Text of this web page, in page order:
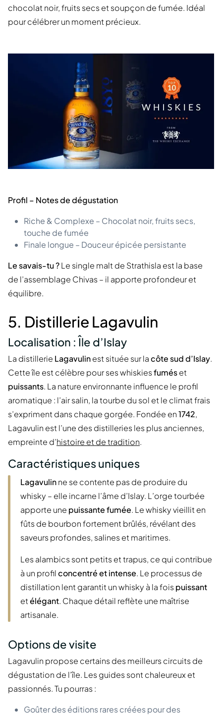
chocolat noir, fruits secs et soupçon de fumée. Idéal
pour célébrer un moment précieux.
Profil – Notes de dégustation
Riche & Complexe – Chocolat noir, fruits secs,
touche de fumée
Finale longue – Douceur épicée persistante
Le savais-tu ?Le single malt de Strathisla est la base
de l’assemblage Chivas – il apporte profondeur et
équilibre.
5. Distillerie Lagavulin
Localisation : Île d’Islay
La distillerie Lagavulinest située sur lacôte sud d’Islay.
Cette île est célèbre pour ses whiskiesfuméset
puissants. La nature environnante influence le profil
aromatique : l’air salin, la tourbe du sol et le climat frais
s’expriment dans chaque gorgée. Fondée en1742,
Lagavulin est l’une des distilleries les plus anciennes,
empreinte d’histoire et de tradition.
Caractéristiques uniques
Lagavulinne se contente pas de produire du
whisky – elle incarne l’âme d’Islay. L’orge tourbée
apporte une puissante fumée. Le whisky vieillit en
fûts de bourbon fortement brûlés, révélant des
saveurs profondes, salines et maritimes.
Les alambics sont petits et trapus, ce qui contribue
à un profilconcentré et intense. Le processus de
distillation lent garantit un whisky à la foispuissant
etélégant. Chaque détail reflète une maîtrise
artisanale.
Options de visite
Lagavulin propose certains des meilleurs circuits de
dégustation de l’île. Les guides sont chaleureux et
passionnés. Tu pourras :
Goûter des éditions rares créées pour des